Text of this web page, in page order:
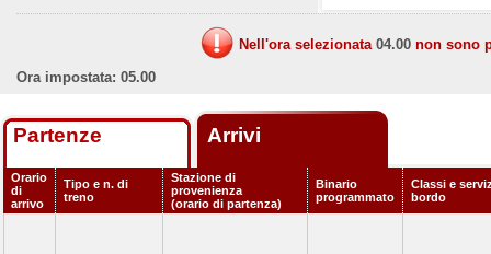
Nell'ora selezionata 04.00 non sono
Ora impostata: 05.00
Partenze Arrivi
Orario
di
arrivo
Tipo e n. di
treno
Stazione di
provenienza
(orario di partenza)
Binario
programmato
Classi e
bordo